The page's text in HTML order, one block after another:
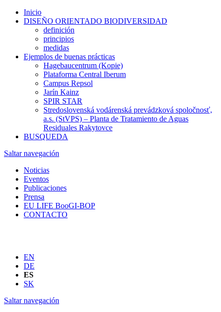
Inicio
DISEÑO ORIENTADO BIODIVERSIDAD
definición
principios
medidas
Ejemplos de buenas prácticas
Hagebaucentrum (Kopie)
Plataforma Central Iberum
Campus Repsol
Jarín Kainz
SPIR STAR
Stredoslovenská vodárenská prevádzková spoločnosť,
a.s. (StVPS) – Planta de Tratamiento de Aguas
Residuales Rakytovce
BUSQUEDA
Saltar navegación
Noticias
Eventos
Publicaciones
Prensa
EU LIFE BooGI-BOP
CONTACTO
EN
DE
ES
SK
Saltar navegación